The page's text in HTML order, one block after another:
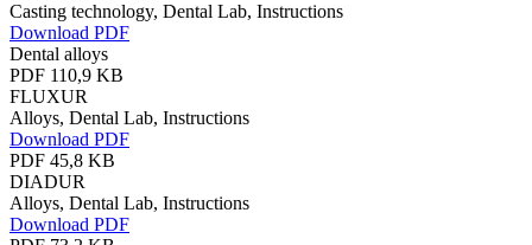
Casting technology, Dental Lab, Instructions
Download PDF
Dental alloys
PDF 110,9 KB
FLUXUR
Alloys, Dental Lab, Instructions
Download PDF
PDF 45,8 KB
DIADUR
Alloys, Dental Lab, Instructions
Download PDF